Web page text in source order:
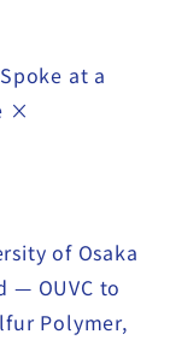
at a
×
of Osaka
— OUVC to
Polymer,